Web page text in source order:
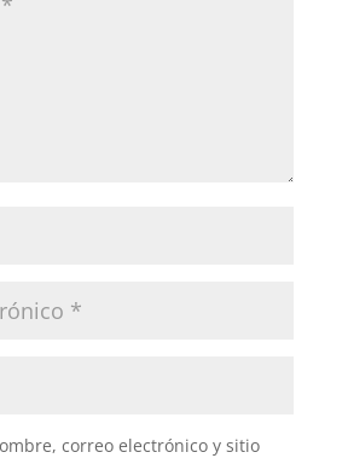
correo electrónico y sitio